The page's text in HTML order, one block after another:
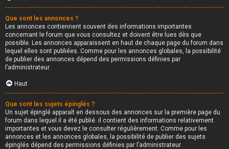
Que sont les annonces ?
Les annonces contiennent souvent des informations importantes
concernant le forum que vous consultez et doivent être lues dès que
possible. Les annonces apparaissent en haut de chaque page du forum dans
lequel elles sont publiées. Comme pour les annonces globales, la possibilité
de publier des annonces dépend des permissions définies par
l’administrateur.
Haut
Que sont les sujets épinglés ?
Un sujet épinglé apparaît en dessous des annonces sur la première page du
forum dans lequel il a été publié. il contient des informations relativement
importantes et vous devez le consulter régulièrement. Comme pour les
annonces et les annonces globales, la possibilité de publier des sujets
épinglés dépend des permissions définies par l’administrateur.